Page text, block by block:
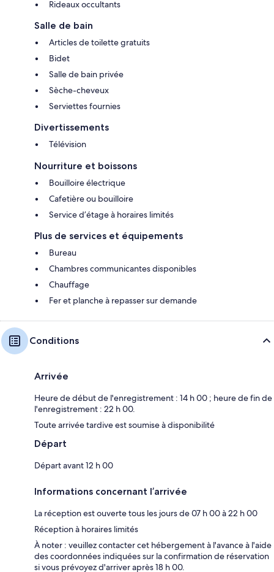
Rideaux occultants
Salle de bain
Articles de toilette gratuits
Bidet
Salle de bain privée
Sèche-cheveux
Serviettes fournies
Divertissements
Télévision
Nourriture et boissons
Bouilloire électrique
Cafetière ou bouilloire
Service d’étage à horaires limités
Plus de services et équipements
Bureau
Chambres communicantes disponibles
Chauffage
Fer et planche à repasser sur demande
Conditions
Arrivée
Heure de début de l'enregistrement : 14 h 00 ; heure de fin de
l'enregistrement : 22 h 00.
Toute arrivée tardive est soumise à disponibilité
Départ
Départ avant 12 h 00
Informations concernant l’arrivée
La réception est ouverte tous les jours de 07 h 00 à 22 h 00
Réception à horaires limités
À noter : veuillez contacter cet hébergement à l'avance à l'aide
des coordonnées indiquées sur la confirmation de réservation
si vous prévoyez d'arriver après 18 h 00.